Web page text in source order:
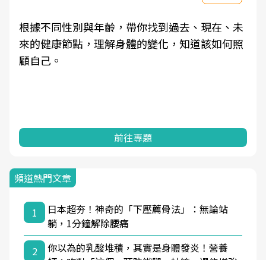
根據不同性別與年齡，帶你找到過去、現在、未
來的健康節點，理解身體的變化，知道該如何照
顧自己。
前往專題
頻道熱門文章
1
日本超夯！神奇的「下壓薦骨法」：無論站
躺，1分鐘解除腰痛
2
你以為的乳酸堆積，其實是身體發炎！營養